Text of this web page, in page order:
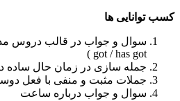
کسب توانایی ها
got / has got )
جمله سازی در زمان حال ساده
جملات مثبت و منفی با فعل
سوال و جواب درباره ساعت